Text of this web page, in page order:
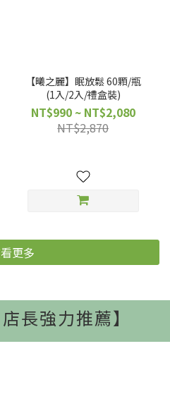
【曦之麗】眠放鬆 60顆/瓶
(1入/2入/禮盒裝)
NT$990 ~ NT$2,080
NT$2,870
更多
長強力推薦】